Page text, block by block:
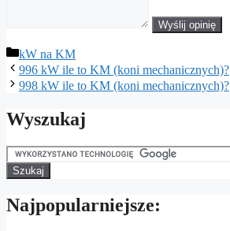
Wyślij opinię
Kategorie
kW na KM
996 kW ile to KM (koni mechanicznych)?
998 kW ile to KM (koni mechanicznych)?
Wyszukaj
Najpopularniejsze: